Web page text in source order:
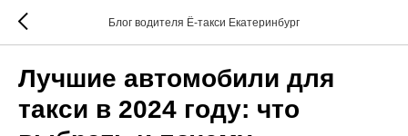
Блог водителя Ё-такси Екатеринбург
Лучшие автомобили для
такси в 2024 году: что